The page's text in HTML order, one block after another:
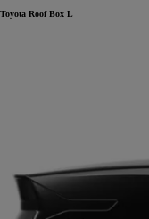
Toyota Roof Box L